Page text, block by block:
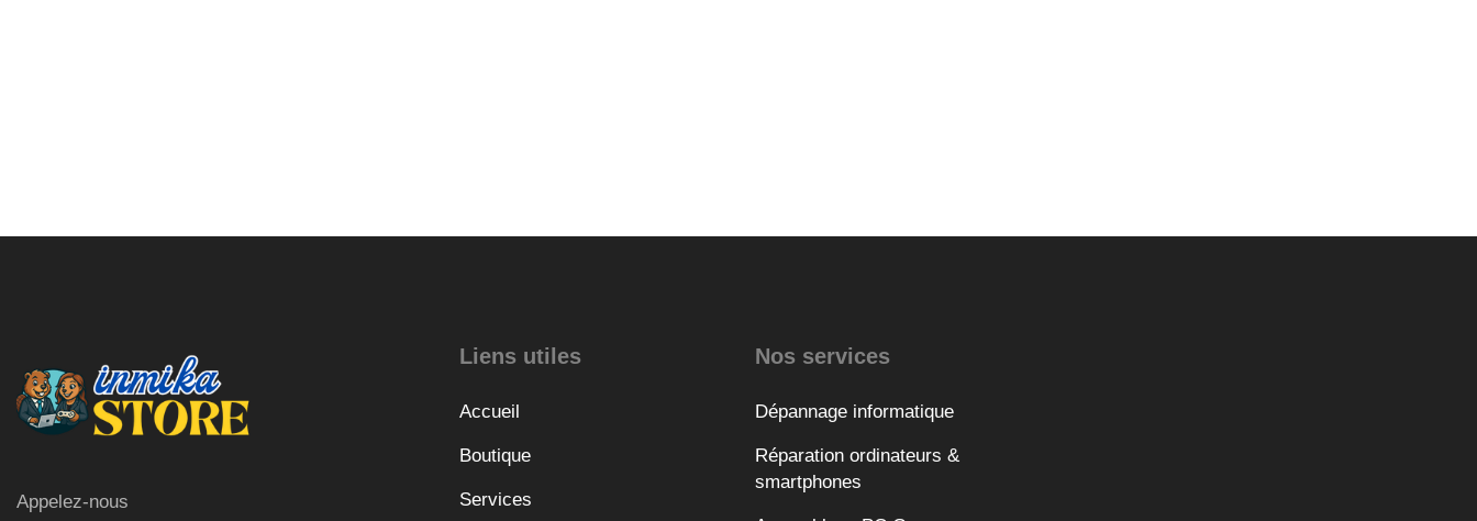
Appelez-nous
Liens utiles
Accueil
Boutique
Services
Nos services
Dépannage informatique
Réparation ordinateurs &
smartphones